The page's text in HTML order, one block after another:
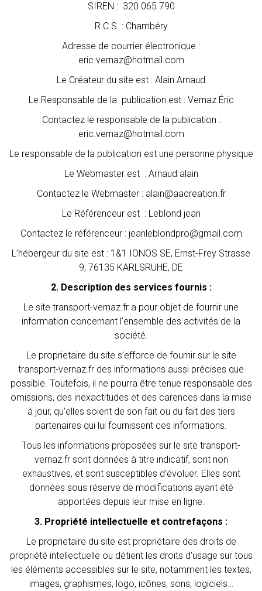
SIREN : 320 065 790
R.C.S. : Chambéry
Adresse de courrier électronique :
eric.vernaz@hotmail.com
Le Créateur du site est : Alain Arnaud
Le Responsable de la publication est : Vernaz Éric
Contactez le responsable de la publication :
eric.vernaz@hotmail.com
Le responsable de la publication est une personne physique
Le Webmaster est : Arnaud alain
Contactez le Webmaster : alain@aacreation.fr
Le Référenceur est : Leblond jean
Contactez le référenceur : jeanleblondpro@gmail.com
L’hébergeur du site est : 1&1 IONOS SE, Ernst-Frey Strasse
9, 76135 KARLSRUHE, DE
2. Description des services fournis :
Le site transport-vernaz.fr a pour objet de fournir une
information concernant l’ensemble des activités de la
société.
Le proprietaire du site s’efforce de fournir sur le site
transport-vernaz.fr des informations aussi précises que
possible. Toutefois, il ne pourra être tenue responsable des
omissions, des inexactitudes et des carences dans la mise
à jour, qu’elles soient de son fait ou du fait des tiers
partenaires qui lui fournissent ces informations.
Tous les informations proposées sur le site transport-
vernaz.fr sont données à titre indicatif, sont non
exhaustives, et sont susceptibles d’évoluer. Elles sont
données sous réserve de modifications ayant été
apportées depuis leur mise en ligne.
3. Propriété intellectuelle et contrefaçons :
Le proprietaire du site est propriétaire des droits de
propriété intellectuelle ou détient les droits d’usage sur tous
les éléments accessibles sur le site, notamment les textes,
images, graphismes, logo, icônes, sons, logiciels…